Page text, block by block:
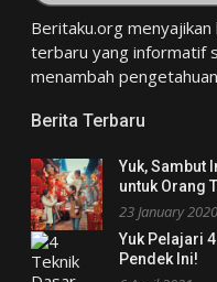
Beritaku.orgmenyajikan
terbaru yang informatif
menambah
Berita Terbaru
Yuk, Sambut
untuk Orang
23 January 2020
Yuk Pelajari
Pendek Ini!